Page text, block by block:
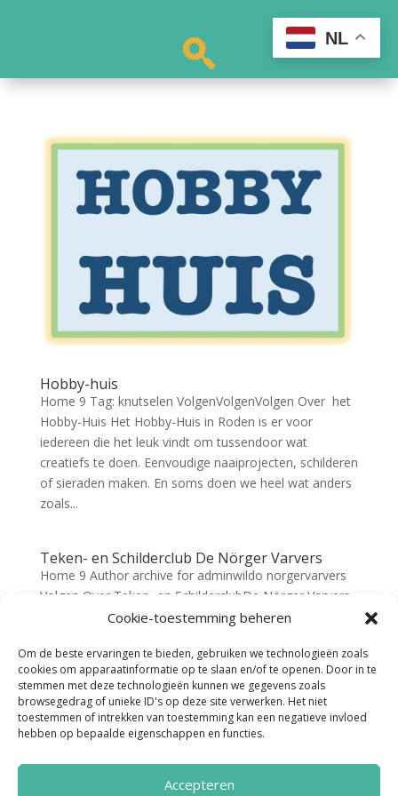
Cookie-toestemming beheren
Om de beste ervaringen te bieden, gebruiken we technologieën zoals
cookies om apparaatinformatie op te slaan en/of te openen. Door in te
stemmen met deze technologieën kunnen we gegevens zoals
browsegedrag of unieke ID's op deze site verwerken. Het niet
toestemmen of intrekken van toestemming kan een negatieve invloed
hebben op bepaalde eigenschappen en functies.
Accepteren
Hobby-huis
Home 9 Tag: knutselen VolgenVolgenVolgen Over het
Hobby-Huis Het Hobby-Huis in Roden is er voor
iedereen die het leuk vindt om tussendoor wat
creatiefs te doen. Eenvoudige naaiprojecten, schilderen
of sieraden maken. En soms doen we heel wat anders
zoals...
Teken- en Schilderclub De Nörger Varvers
Home 9 Author archive for adminwildo norgervarvers
Volgen Over Teken- en SchilderclubDe Nörger Varvers
Norger Varvers bestaat inmiddels al 40 jaar en veel
Iedereen neemt zijn eigen schilderspullen mee en
werkt aan...
NL